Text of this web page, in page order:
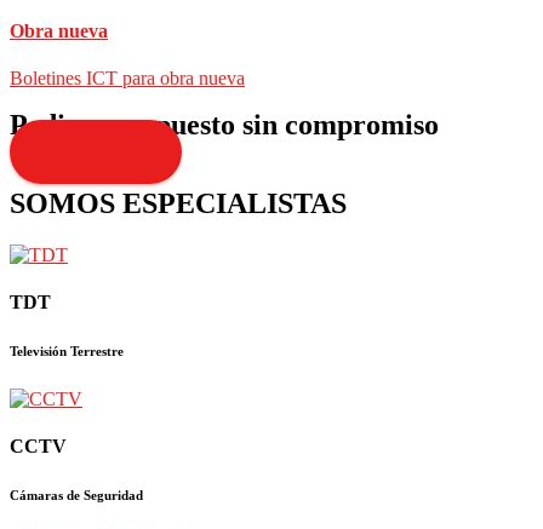
Obra nueva
Boletines ICT para obra nueva
Pedir presupuesto sin compromiso
SOMOS ESPECIALISTAS
TDT
Televisión Terrestre
CCTV
Cámaras de Seguridad